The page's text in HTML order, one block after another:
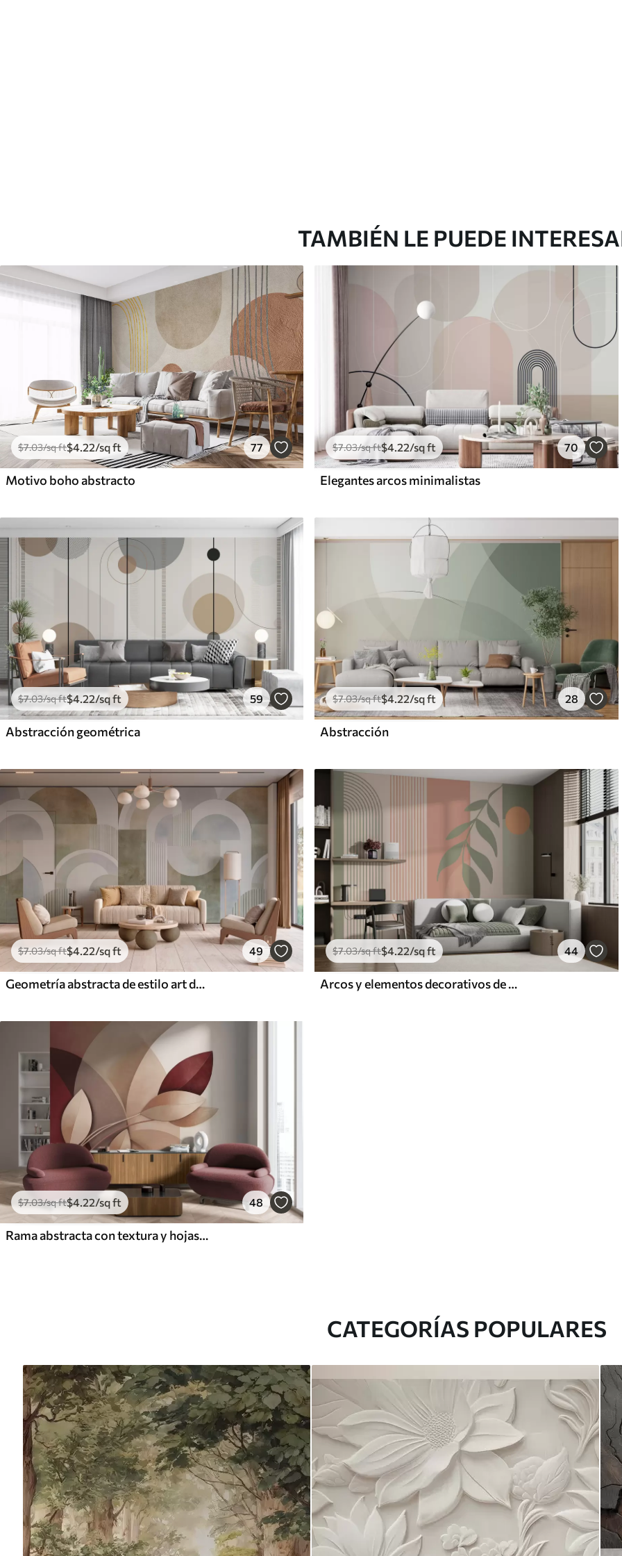
TAMBIÉN LE PUEDE
$7.03/sq ft$4 .22/sq ft 77
Motivo boho abstracto
$7.03/sq ft$4 .22/sq ft 70
Elegantes arcos minimalistas
$7.03/sq ft$4.22/sq ft 59
Abstracción geométrica
$7.03/sq ft$4.22/sq ft 28
Abstracción
$7.03/sq ft$4 .22/sq ft 49
Geometría abstracta de estilo art déco con efecto retro
$7.03/sq ft$4 .22/sq ft 44
Arcos y elementos decorativos de estilo boho
$7.03/sq ft$4.22/sq ft 48
Rama abstracta con textura y hojas en tonos marrones, beige y rojos, sobre un fondo de formas abstractas.
CATEGORÍAS POPULARES